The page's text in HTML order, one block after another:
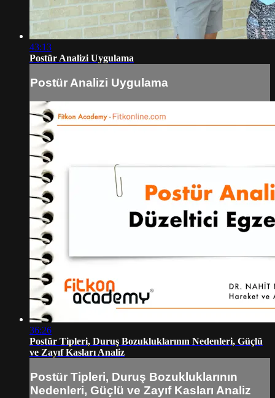
43:13
Postür Analizi Uygulama
Postür Analizi Uygulama
36:26
Postür Tipleri, Duruş Bozukluklarının Nedenleri, Güçlü
ve Zayıf Kasları Analiz
Postür Tipleri, Duruş Bozukluklarının
Nedenleri, Güçlü ve Zayıf Kasları Analiz